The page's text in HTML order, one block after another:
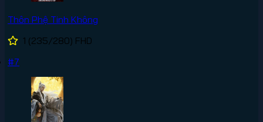
Thôn Phệ Tinh Không
1 (235/280) FHD
#7